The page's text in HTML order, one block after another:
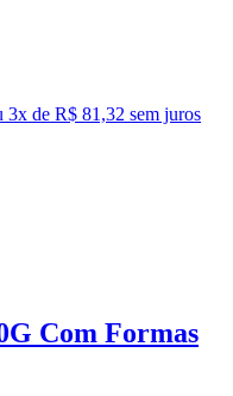
3x de R$ 81,32 sem juros
Com Formas